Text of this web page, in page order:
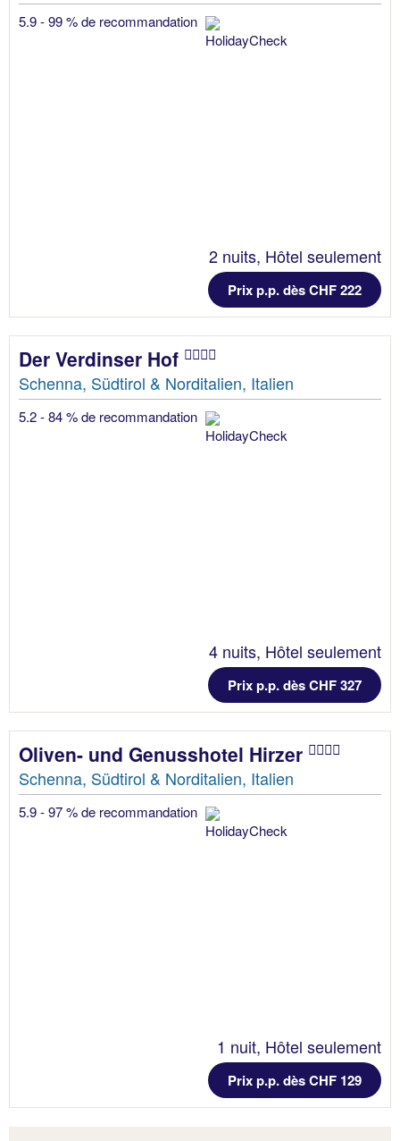
5.9 - 99 % de recommandation
2 nuits, Hôtel seulement
Prix p.p. dès CHF 222
Der Verdinser Hof
Schenna, Südtirol & Norditalien, Italien
5.2 - 84 % de recommandation
4 nuits, Hôtel seulement
Prix p.p. dès CHF 327
Oliven- und Genusshotel Hirzer
Schenna, Südtirol & Norditalien, Italien
5.9 - 97 % de recommandation
1 nuit, Hôtel seulement
Prix p.p. dès CHF 129